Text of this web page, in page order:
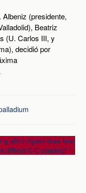
(presidente,
Beatriz
(U. Carlos III, y
decidió por
which ligand does best
difficult C-C coupling” →